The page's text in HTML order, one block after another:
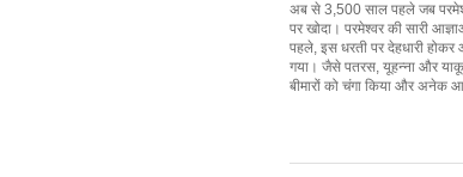
अब से 3,500 साल पहले जब
पर खोदा। परमेश्वर की सारी
पहले, इस धरती पर देहधारी
गया। जैसे पतरस, यूहन्ना और
बीमारों को चंगा किया और अनेक